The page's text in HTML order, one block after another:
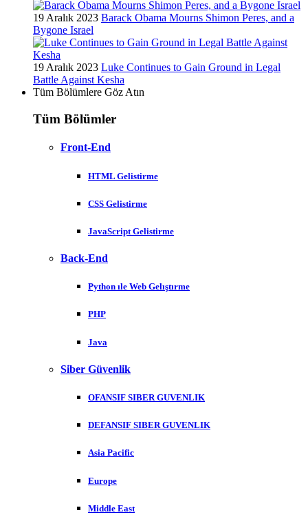
19 Aralık 2023 Barack Obama Mourns Shimon Peres, and a
Bygone Israel
19 Aralık 2023 Luke Continues to Gain Ground in Legal
Battle Against Kesha
Tüm Bölümlere Göz Atın
Tüm Bölümler
Front-End
HTML Gelistirme
CSS Gelistirme
JavaScript Gelistirme
Back-End
Python ıle Web Gelıştırme
PHP
Java
Siber Güvenlik
OFANSIF SIBER GUVENLIK
DEFANSIF SIBER GUVENLIK
Asia Pacific
Europe
Middle East